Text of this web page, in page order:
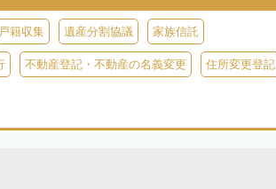
戸籍収集 遺産分割協議 家族信託
不動産登記・不動産の名義変更 住所変更登記